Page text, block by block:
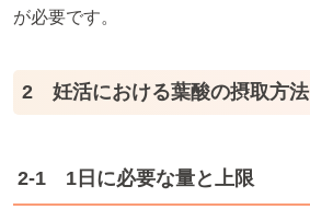
が必要です。
2 妊活における葉酸の摂取方法
2-1 1日に必要な量と上限